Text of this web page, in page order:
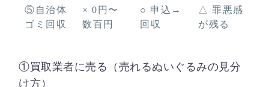
⑤自治体
ゴミ回収
× 0円〜
数百円
○ 申込→
回収
△ 罪悪感
が残る
①買取業者に売る（売れるぬいぐるみの見分
け方）